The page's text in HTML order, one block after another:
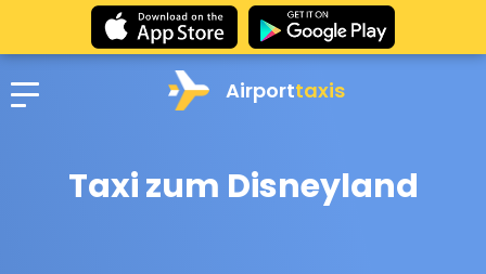
Airporttaxis
Taxi zum Disneyland